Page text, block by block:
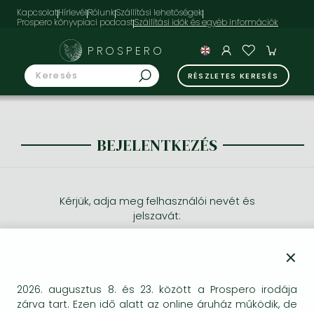
KapcsolatHírlevélRólunkSzállítási lehetőségek
Prospero könyvpiaci podcast
PROSPERO
RÉSZLETES KERESÉS
BEJELENTKEZÉS
Kérjük, adja meg felhasználói nevét és
jelszavát:
×
2026. augusztus 8. és 23. között a Prospero irodája
zárva tart. Ezen idő alatt az online áruház működik, de